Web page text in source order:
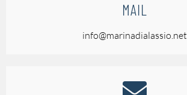
MAIL
info@marinadialassio.net